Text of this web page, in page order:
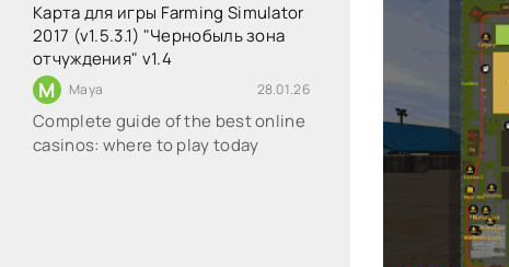
Карта для игры Farming Simulator
2017 (v1.5.3.1) "Чернобыль зона
отчуждения" v1.4
M Maya 28.01.26
Complete guide of the best online
casinos: where to play today